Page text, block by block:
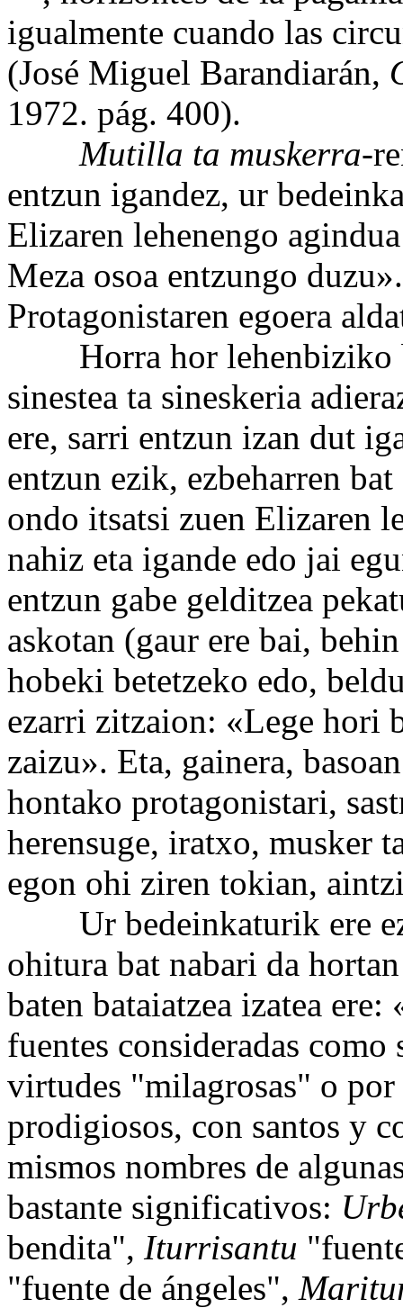
igualmente cuando las
(José Miguel Barandiarán,
1972. pág. 400).
Mutilla ta muskerra-
entzun igandez, ur
Elizaren lehenengo
Meza osoa entzungo
Protagonistaren egoera
Horra hor lehenbiziko
sinestea ta sineskeria
ere, sarri entzun izan dut
entzun ezik, ezbeharren
ondo itsatsi zuen Elizaren
nahiz eta igande edo jai
entzun gabe gelditzea
askotan (gaur ere bai,
hobeki betetzeko edo,
ezarri zitzaion: «Lege hori
zaizu». Eta, gainera,
hontako protagonistari,
herensuge, iratxo, musker
egon ohi ziren tokian,
Ur bedeinkaturik ere ez
ohitura bat nabari da
baten bataiatzea izatea ere:
fuentes consideradas como
virtudes "milagrosas" o
prodigiosos, con santos y
mismos nombres de
bastante significativos:
bendita", Iturrisantu
"fuente de ángeles",